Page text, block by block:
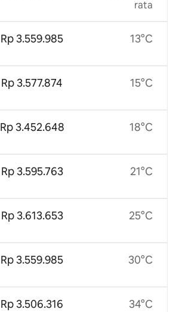
Rp 3.559.985
Rp 3.577.874
Rp 3.452.648
Rp 3.595.763
Rp 3.613.653
Rp 3.559.985
Rp 3.506.316
rata
13°C
15°C
18°C
21°C
25°C
30°C
34°C